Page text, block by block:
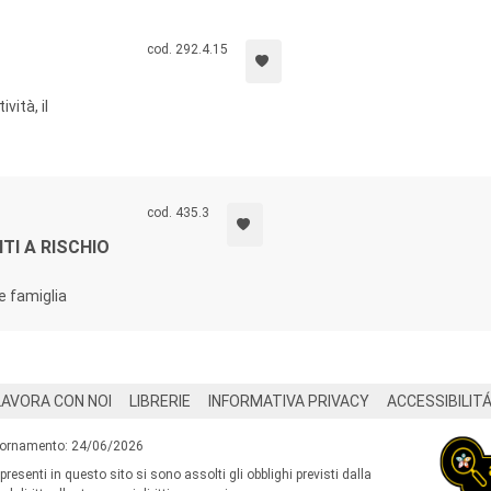
il
cod. 292.4.15
A RISCHIO
famiglia
cod. 435.3
CON NOI LIBRERIE INFORMATIVA PRIVACY ACCESSIBILITÁ
24/06/2026
presenti in questo sito si sono assolti gli obblighi previsti dalla